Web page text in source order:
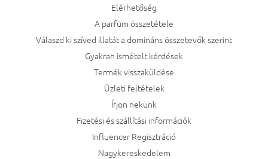
Elérhetőség
A parfüm összetétele
Válaszd ki szíved illatát a domináns összetevők szerint
Gyakran ismételt kérdések
Termék visszaküldése
Üzleti feltételek
Írjon nekünk
Fizetési és szállítási információk
Influencer Regisztráció
Nagykereskedelem